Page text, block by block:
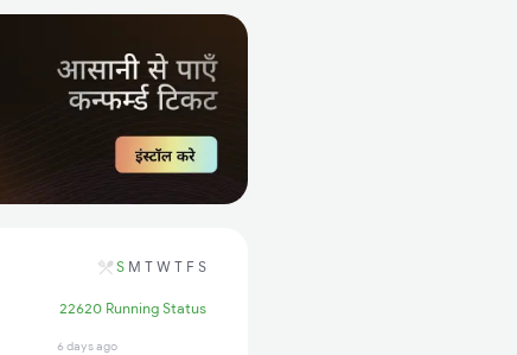
S M T W T F S
22620 Running Status
6 days ago